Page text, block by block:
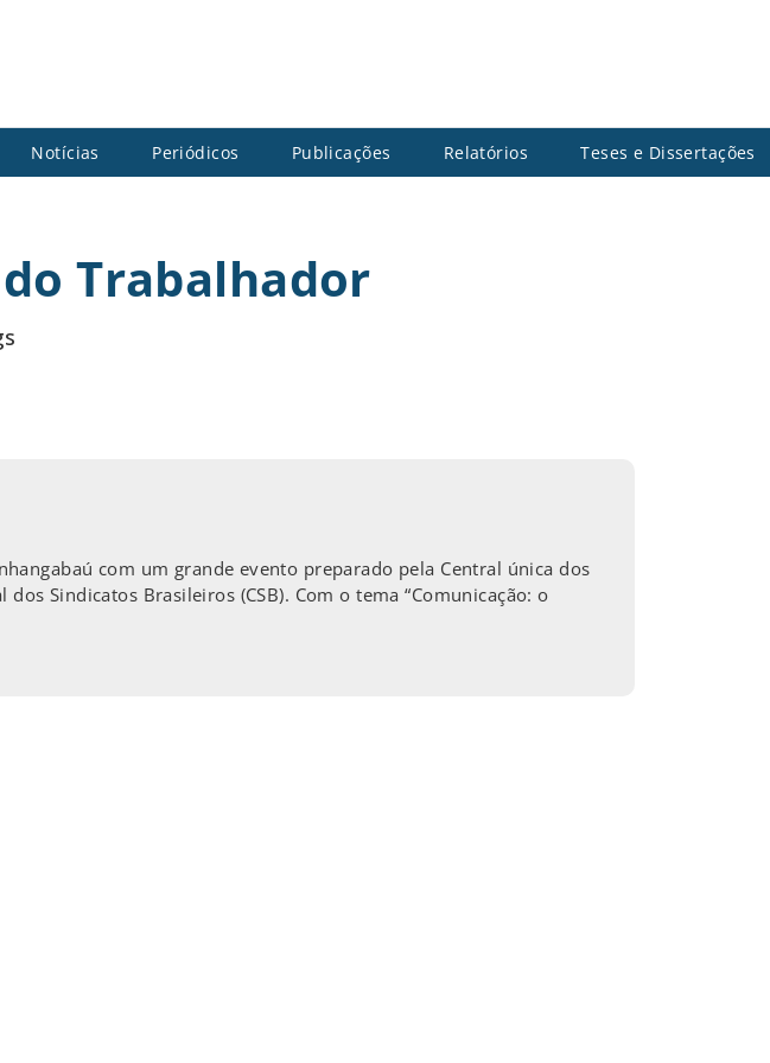
Notícias Periódicos Publicações Relatórios Teses e Dissertações
Trabalhador
com um grande evento preparado pela Central única dos
Sindicatos Brasileiros (CSB). Com o tema “Comunicação: o